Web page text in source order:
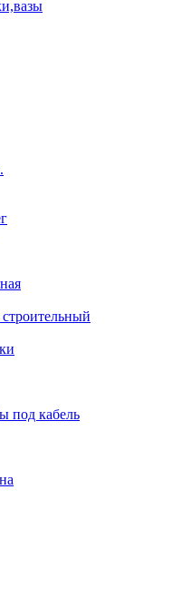
под кабель